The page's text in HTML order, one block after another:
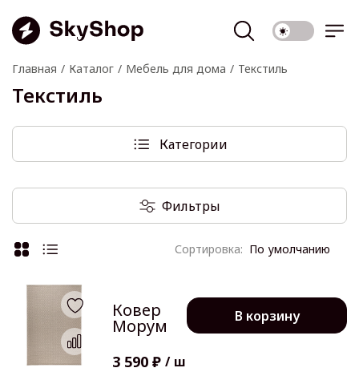
Главная Каталог Мебель для дома Текстиль
Текстиль
Категории
Фильтры
По умолчанию
3 590 ₽ / шт
Ковер
Морум В корзину